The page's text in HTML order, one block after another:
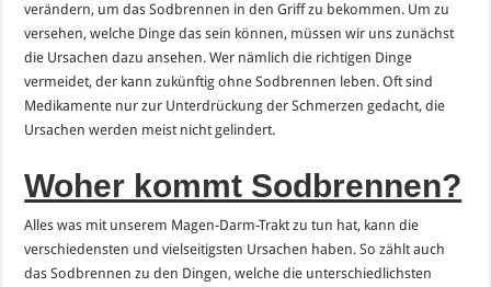
verändern, um das Sodbrennen in den Griff zu bekommen. Um zu
versehen, welche Dinge das sein können, müssen wir uns zunächst
die Ursachen dazu ansehen. Wer nämlich die richtigen Dinge
vermeidet, der kann zukünftig ohne Sodbrennen leben. Oft sind
Medikamente nur zur Unterdrückung der Schmerzen gedacht, die
Ursachen werden meist nicht gelindert.
Woher kommt Sodbrennen?
Alles was mit unserem Magen-Darm-Trakt zu tun hat, kann die
verschiedensten und vielseitigsten Ursachen haben. So zählt auch
das Sodbrennen zu den Dingen, welche die unterschiedlichsten